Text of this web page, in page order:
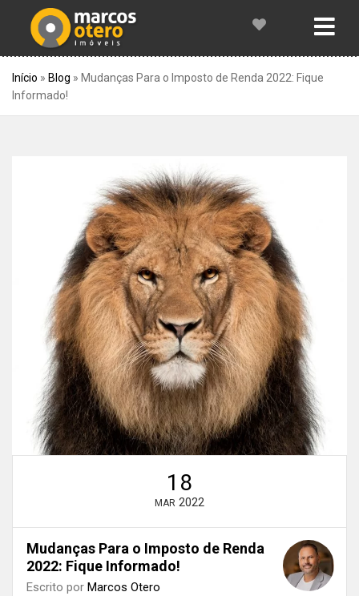
Início » Blog » Mudanças Para o Imposto de Renda 2022: Fique
Informado!
18
MAR 2022
Mudanças Para o Imposto de Renda
2022: Fique Informado!
Escrito por Marcos Otero